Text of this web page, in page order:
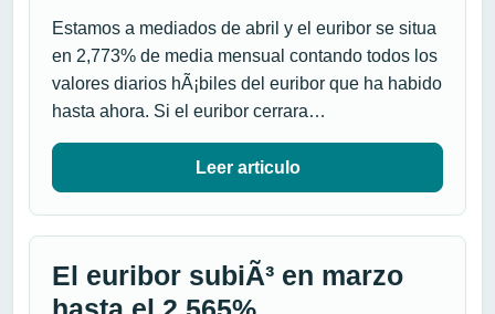
Estamos a mediados de abril y el euribor se situa
en 2,773% de media mensual contando todos los
valores diarios hÃ¡biles del euribor que ha habido
hasta ahora. Si el euribor cerrara…
Leer articulo
El euribor subiÃ³ en marzo